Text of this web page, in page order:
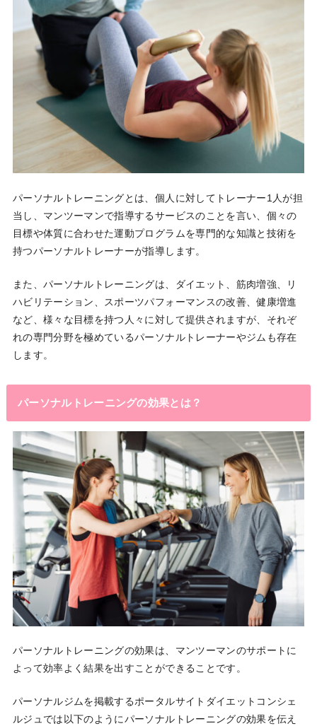
パーソナルトレーニングとは、個人に対してトレーナー1人が担
当し、マンツーマンで指導するサービスのことを言い、個々の
目標や体質に合わせた運動プログラムを専門的な知識と技術を
持つパーソナルトレーナーが指導します。
また、パーソナルトレーニングは、ダイエット、筋肉増強、リ
ハビリテーション、スポーツパフォーマンスの改善、健康増進
など、様々な目標を持つ人々に対して提供されますが、それぞ
れの専門分野を極めているパーソナルトレーナーやジムも存在
します。
パーソナルトレーニングの効果とは？
パーソナルトレーニングの効果は、マンツーマンのサポートに
よって効率よく結果を出すことができることです。
パーソナルジムを掲載するポータルサイトダイエットコンシェ
ルジュでは以下のようにパーソナルトレーニングの効果を伝え